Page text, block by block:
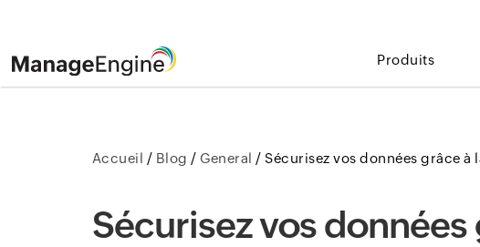
Produits
Accueil / Blog /General /Sécurisez vos données grâce
Sécurisez vos données